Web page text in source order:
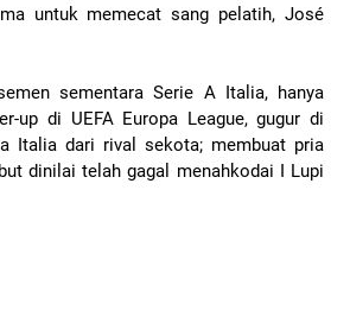
untuk memecat sang pelatih, José
sementara Serie A Italia, hanya
up di UEFA Europa League, gugur di
Italia dari rival sekota; membuat pria
dinilai telah gagal menahkodai I Lupi